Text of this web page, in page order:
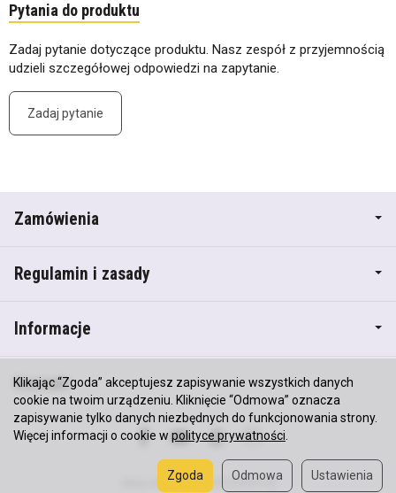
Pytania do produktu
Zadaj pytanie dotyczące produktu. Nasz zespół z przyjemnością
udzieli szczegółowej odpowiedzi na zapytanie.
Zadaj pytanie
Zamówienia
Regulamin i zasady
Informacje
Kontakt
Sklep internetowy SOTESHOP AI
Klikając “Zgoda” akceptujesz zapisywanie wszystkich danych
cookie na twoim urządzeniu. Kliknięcie “Odmowa” oznacza
zapisywanie tylko danych niezbędnych do funkcjonowania strony.
Więcej informacji o cookie w polityce prywatności
Ustawienia
Odmowa
Zgoda